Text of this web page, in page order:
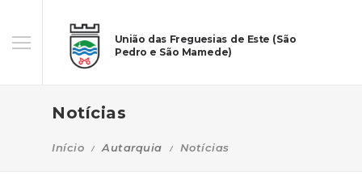
União das Freguesias de Este (São
Pedro e São Mamede)
Notícias
Início Autarquia Notícias